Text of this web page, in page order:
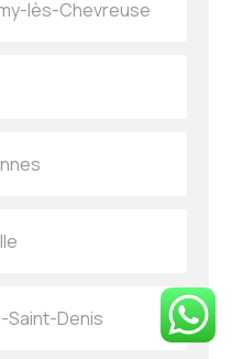
lès-Chevreuse
Saint-Denis